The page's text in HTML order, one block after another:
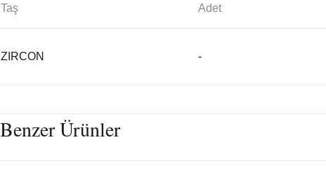
Taş Adet
ZIRCON -
Benzer Ürünler